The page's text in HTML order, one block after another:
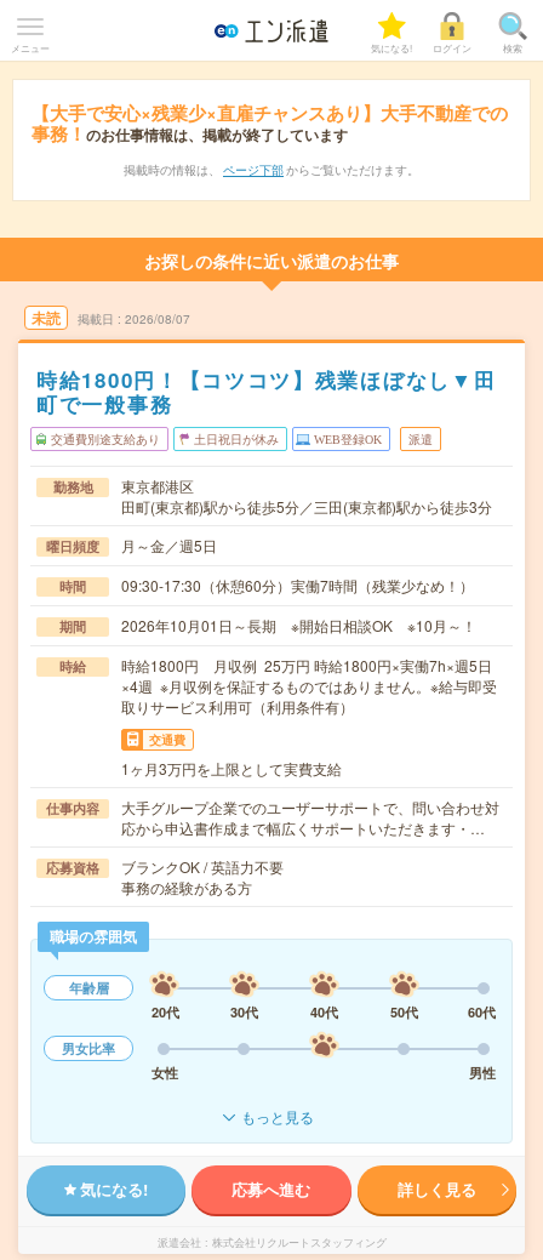
メニュー 気になる! ログイン 検索
【大手で安心×残業少×直雇チャンスあり】大手不動産での
事務！ のお仕事情報は、掲載が終了しています
掲載時の情報は、 ページ下部 からご覧いただけます。
お探しの条件に近い派遣のお仕事
未読 掲載日 2026/08/07
時給1800円！【コツコツ】残業ほぼなし▼田
町で一般事務
交通費別途支給あり 土日祝日が休み WEB登録OK 派遣
勤務地
東京都港区
田町(東京都)駅から徒歩5分／三田(東京都)駅から徒歩3分
曜日頻度 月～金／週5日
時間 09:30-17:30（休憩60分）実働7時間（残業少なめ！）
期間 2026年10月01日～長期 ※開始日相談OK ※10月～！
時給
時給1800円 月収例 25万円 時給1800円×実働7h×週5日
×4週 ※月収例を保証するものではありません。※給与即受
取りサービス利用可（利用条件有）
交通費
1ヶ月3万円を上限として実費支給
仕事内容
大手グループ企業でのユーザーサポートで、問い合わせ対
応から申込書作成まで幅広くサポートいただきます・…
応募資格
ブランクOK / 英語力不要
事務の経験がある方
職場の雰囲気
年齢層
20代
30代 40代 50代
60代
男女比率
女性
男性
もっと見る
気になる! 応募へ進む 詳しく見る
派遣会社 株式会社リクルートスタッフィング